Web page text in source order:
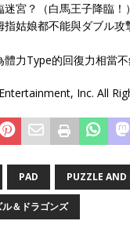
宮？（白馬王子降臨！）
姑娘都不能與ダブル攻
力Type的回復力相當不
Inc. All
PAD PUZZLE AND
ル＆ドラゴンズ